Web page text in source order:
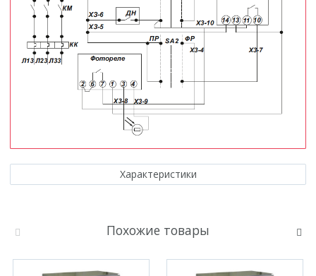
Характеристики
Похожие товары